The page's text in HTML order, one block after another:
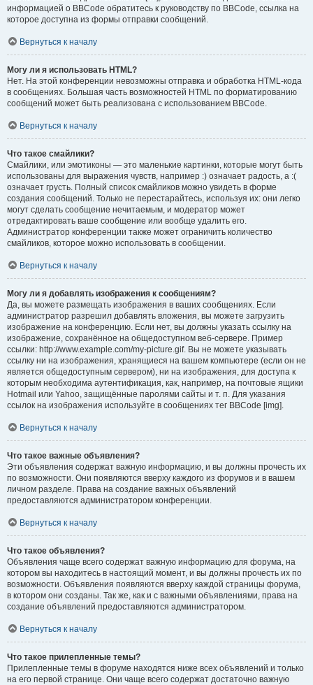
информацией о BBCode обратитесь к руководству по BBCode, ссылка на
которое доступна из формы отправки сообщений.
Вернуться к началу
Могу ли я использовать HTML?
Нет. На этой конференции невозможны отправка и обработка HTML-кода
в сообщениях. Большая часть возможностей HTML по форматированию
сообщений может быть реализована с использованием BBCode.
Вернуться к началу
Что такое смайлики?
Смайлики, или эмотиконы — это маленькие картинки, которые могут быть
использованы для выражения чувств, например :) означает радость, а :(
означает грусть. Полный список смайликов можно увидеть в форме
создания сообщений. Только не перестарайтесь, используя их: они легко
могут сделать сообщение нечитаемым, и модератор может
отредактировать ваше сообщение или вообще удалить его.
Администратор конференции также может ограничить количество
смайликов, которое можно использовать в сообщении.
Вернуться к началу
Могу ли я добавлять изображения к сообщениям?
Да, вы можете размещать изображения в ваших сообщениях. Если
администратор разрешил добавлять вложения, вы можете загрузить
изображение на конференцию. Если нет, вы должны указать ссылку на
изображение, сохранённое на общедоступном веб-сервере. Пример
ссылки: http://www.example.com/my-picture.gif. Вы не можете указывать
ссылку ни на изображения, хранящиеся на вашем компьютере (если он не
является общедоступным сервером), ни на изображения, для доступа к
которым необходима аутентификация, как, например, на почтовые ящики
Hotmail или Yahoo, защищённые паролями сайты и т. п. Для указания
ссылок на изображения используйте в сообщениях тег BBCode [img].
Вернуться к началу
Что такое важные объявления?
Эти объявления содержат важную информацию, и вы должны прочесть их
по возможности. Они появляются вверху каждого из форумов и в вашем
личном разделе. Права на создание важных объявлений
предоставляются администратором конференции.
Вернуться к началу
Что такое объявления?
Объявления чаще всего содержат важную информацию для форума, на
котором вы находитесь в настоящий момент, и вы должны прочесть их по
возможности. Объявления появляются вверху каждой страницы форума,
в котором они созданы. Так же, как и с важными объявлениями, права на
создание объявлений предоставляются администратором.
Вернуться к началу
Что такое прилепленные темы?
Прилепленные темы в форуме находятся ниже всех объявлений и только
на его первой странице. Они чаще всего содержат достаточно важную